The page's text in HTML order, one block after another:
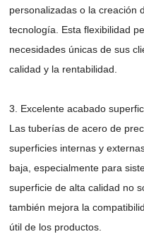
personalizadas o la creación
tecnología. Esta flexibilidad
necesidades únicas de sus
calidad y la rentabilidad.
3. Excelente acabado
Las tuberías de acero de
superficies internas y
baja, especialmente para
superficie de alta calidad no
también mejora la
útil de los productos.